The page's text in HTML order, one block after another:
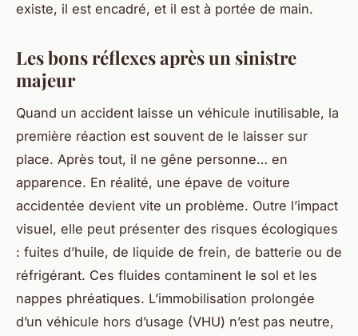
existe, il est encadré, et il est à portée de main.
Les bons réflexes après un sinistre
majeur
Quand un accident laisse un véhicule inutilisable, la
première réaction est souvent de le laisser sur
place. Après tout, il ne gêne personne… en
apparence. En réalité, une épave de voiture
accidentée devient vite un problème. Outre l’impact
visuel, elle peut présenter des risques écologiques
: fuites d’huile, de liquide de frein, de batterie ou de
réfrigérant. Ces fluides contaminent le sol et les
nappes phréatiques. L’immobilisation prolongée
d’un véhicule hors d’usage (VHU) n’est pas neutre,